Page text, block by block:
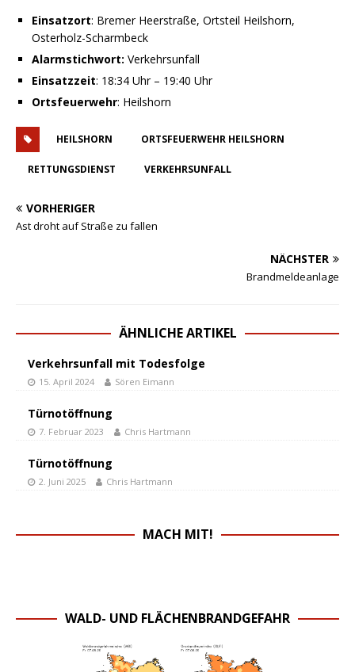
Einsatzort: Bremer Heerstraße, Ortsteil Heilshorn,
Osterholz-Scharmbeck
Alarmstichwort: Verkehrsunfall
Einsatzzeit: 18:34 Uhr – 19:40 Uhr
Ortsfeuerwehr: Heilshorn
HEILSHORN ORTSFEUERWEHR HEILSHORN
RETTUNGSDIENST VERKEHRSUNFALL
VORHERIGER
Ast droht auf Straße zu fallen
NÄCHSTER
Brandmeldeanlage
ÄHNLICHE ARTIKEL
Verkehrsunfall mit Todesfolge
15. April 2024 Sören Eimann
Türnotöffnung
7. Februar 2023 Chris Hartmann
Türnotöffnung
2. Juni 2025 Chris Hartmann
MACH MIT!
WALD- UND FLÄCHENBRANDGEFAHR